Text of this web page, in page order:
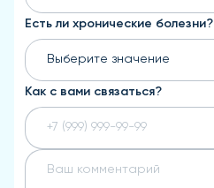
Есть ли хронические болезни?
Выберите значение
Как с вами связаться?